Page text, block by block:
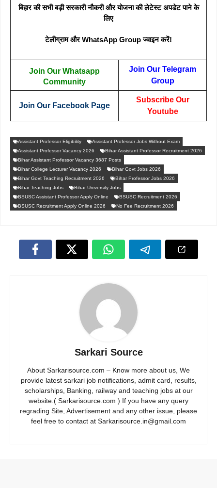
बिहार की सभी बड़ी सरकारी नौकरी और योजना की लेटेस्ट अपडेट पाने के
लिए
टेलीग्राम और WhatsApp Group ज्वाइन करें!
Join Our Whatsapp
Community
Join Our Telegram
Group
Join Our Facebook Page
Subscribe Our
Youtube
Assistant Professor Eligibility
Assistant Professor Jobs Without Exam
Assistant Professor Vacancy 2026
Bihar Assistant Professor Recruitment 2026
Bihar Assistant Professor Vacancy 3687 Posts
Bihar College Lecturer Vacancy 2026
Bihar Govt Jobs 2026
Bihar Govt Teaching Recruitment 2026
Bihar Professor Jobs 2026
Bihar Teaching Jobs
Bihar University Jobs
BSUSC Assistant Professor Apply Online
BSUSC Recruitment 2026
BSUSC Recruitment Apply Online 2026
No Fee Recruitment 2026
Sarkari Source
About Sarkarisource.com – Know more about us, We
provide latest sarkari job notifications, admit card, results,
scholarships, Banking, railway and teaching jobs at our
website.( Sarkarisource.com ) If you have any query
regrading Site, Advertisement and any other issue, please
feel free to contact at Sarkarisource.in@gmail.com